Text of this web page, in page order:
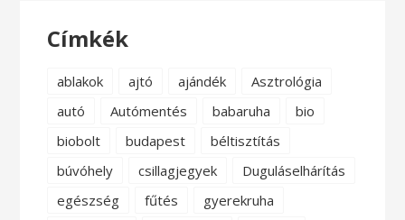
Címkék
ablakok ajtó ajándék
Asztrológia
autó
Autómentés babaruha
bio
biobolt
budapest
béltisztítás
búvóhely
csillagjegyek
Duguláselhárítás
egészség
fűtés
gyerekruha